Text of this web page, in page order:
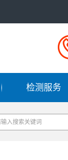
检测服务